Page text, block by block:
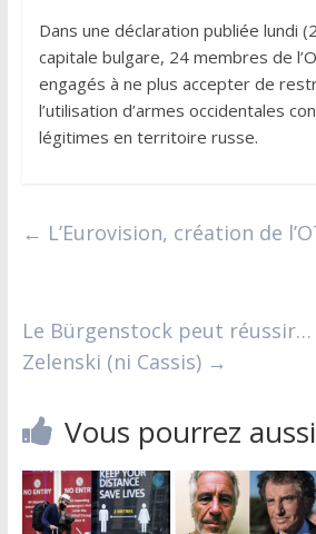
Dans une déclaration publiée lundi
capitale bulgare, 24 membres de
engagés à ne plus accepter de
l’utilisation d’armes occidentales
légitimes en territoire russe.
← L’Eurovision, création de
Le Bürgenstock peut réussir…
Zelenski (ni Cassis) →
Vous pourrez